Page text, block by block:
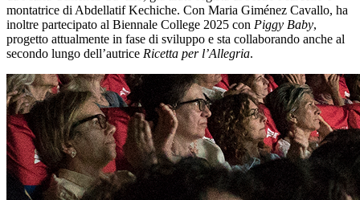
montatrice di Abdellatif Kechiche. Con Maria Giménez Cavallo, ha
inoltre partecipato al Biennale College 2025 con Piggy Baby,
progetto attualmente in fase di sviluppo e sta collaborando anche al
secondo lungo dell’autrice Ricetta per l’Allegria.